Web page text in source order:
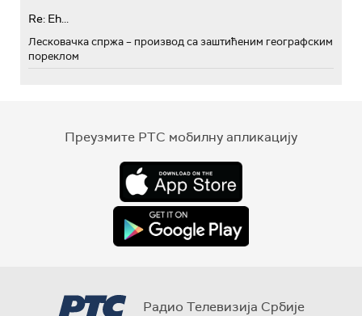
Re: Eh...
Лесковачка спржа – производ са заштићеним географским
пореклом
Преузмите РТС мобилну апликацију
Радио Телевизија Србије